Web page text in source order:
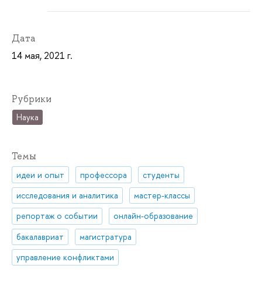
Дата
14 мая, 2021 г.
Рубрики
Наука
Темы
идеи и опыт профессора
студенты
исследования и аналитика
мастер-классы
репортаж о событии
онлайн-образование
бакалавриат
магистратура
управление конфликтами